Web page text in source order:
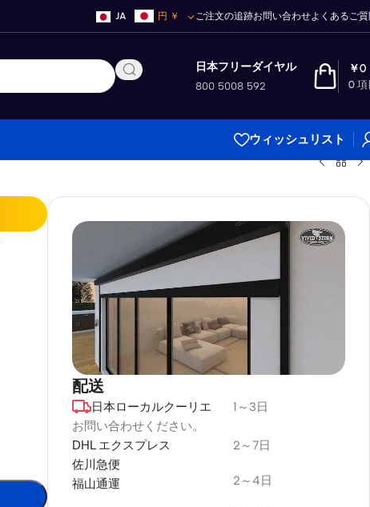
JA 円 ￥ ご注文の追跡お問い合わせよくあるご
日本フリーダイヤル
800 5008 592 0 項
￥0
ウィッシュリスト
デュラプラス
耐候性
プロジェクタースクリーン
配送
日本ローカルクーリエ
お問い合わせください。
1～3日
DHL エクスプレス
佐川急便
福山通運
2～7日
2～4日